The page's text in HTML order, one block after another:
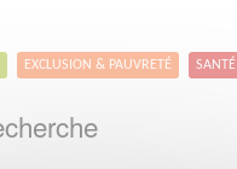
EXCLUSION & PAUVRETÉ SANTÉ